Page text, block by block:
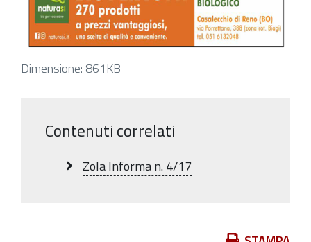
Clicca
l'immagine
dimensioni
Dimensione: 861KB
Contenuti correlati
Zola Informa n. 4/17